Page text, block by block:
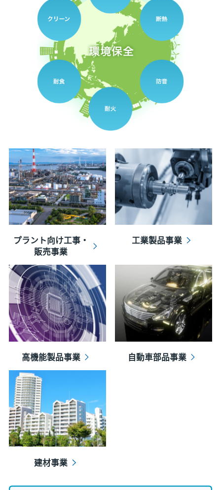
プラント向け工事・
販売事業
工業製品事業
高機能製品事業 自動車部品事業
建材事業